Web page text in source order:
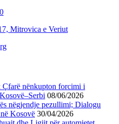
Mitrovica e Veriut
nënkupton forcimi i
08/06/2026
nëgjendje pezullimi; Dialogu
Kosovë 30/04/2026